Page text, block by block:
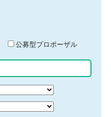
公募型プロポーザル